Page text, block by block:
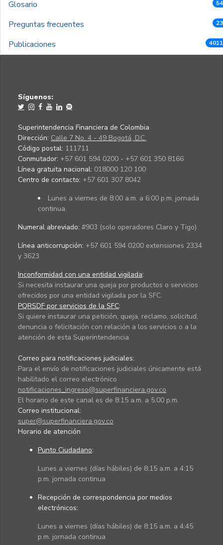
Glosario
Preguntas frecuentes
Publicaciones
Síguenos:
Superintendencia Financiera de Colombia
Dirección: Calle 7 No. 4 - 49 Bogotá, D.C.
Código postal: 111711
Conmutador: +57 601 594 0200 - +57 601 350 8166
Línea gratuita nacional: 018000 120 100
Centro de contacto: +57 601 307 8042
Lunes a viernes de 8:00 a.m. a 6:00 p.m. jornada
continua.
Numeral abreviado: #903 (solo operadores Claro y Tigo)
Línea anticorrupción: +57 601 594 0200 extensiones 2334
y 3623
Inconformidad con una entidad vigilada:
Si necesita instaurar una queja por productos o servicios
ofrecidos por una entidad vigilada por la SFC.
PQRSDF por servicios de la SFC:
Si quiere instaurar una petición, queja, reclamo, solicitud,
denuncia o felicitación con relación a los servicios o a la
atención de esta Superintendencia.
Correo para notificaciones judiciales:
Para el envío de notificaciones judiciales únicamente está
habilitado el correo electrónico
notificaciones_ingreso@superfinanciera.gov.co
El horario de este canal es de 8:15 a.m. a 5:00 p.m.
Correo institucional:
super@superfinanciera.gov.co
Horario de atención
Punto Ciudadano:
Lunes a viernes (días hábiles) de 8:15 a.m. a 4:15
p.m. jornada continua
Recepción de correspondencia por medios
electrónicos:
Lunes a viernes (días hábiles) de 8:15 a.m. a 4:45
p.m. jornada continua